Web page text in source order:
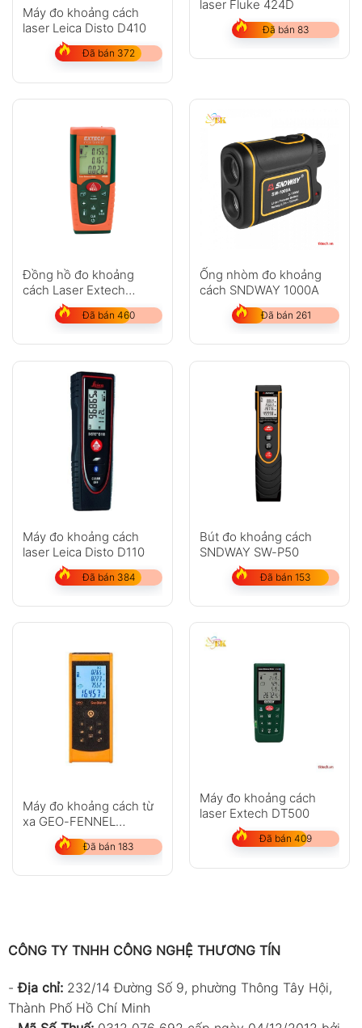
Máy đo khoảng cách
laser Leica Disto D410
Đã bán 372
laser Fluke 424D
Đã bán 83
Đồng hồ đo khoảng
cách Laser Extech
DT300
Đã bán 460
Ống nhòm đo khoảng
cách SNDWAY 1000A
Đã bán 261
Máy đo khoảng cách
laser Leica Disto D110
Đã bán 384
Bút đo khoảng cách
SNDWAY SW-P50
Đã bán 153
Máy đo khoảng cách từ
xa GEO-FENNEL
GeoDist 40
Đã bán 183
Máy đo khoảng cách
laser Extech DT500
Đã bán 409
CÔNG TY TNHH CÔNG NGHỆ THƯƠNG TÍN
-Địa chỉ: 232/14 Đường Số 9, phường Thông Tây Hội,
Thành Phố Hồ Chí Minh